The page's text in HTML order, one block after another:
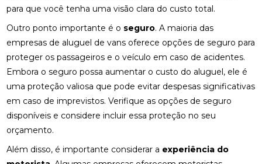
para que você tenha uma visão clara do custo total.
Outro ponto importante é o seguro. A maioria das
empresas de aluguel de vans oferece opções de seguro para
proteger os passageiros e o veículo em caso de acidentes.
Embora o seguro possa aumentar o custo do aluguel, ele é
uma proteção valiosa que pode evitar despesas significativas
em caso de imprevistos. Verifique as opções de seguro
disponíveis e considere incluir essa proteção no seu
orçamento.
Além disso, é importante considerar a experiência do